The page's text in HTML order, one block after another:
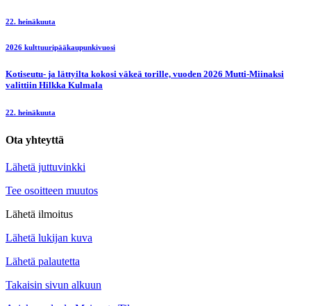
22. heinäkuuta
2026 kulttuuripääkaupunkivuosi
Kotiseutu- ja lättyilta kokosi väkeä torille, vuoden 2026 Mutti-Miinaksi
valittiin Hilkka Kulmala
22. heinäkuuta
Ota yhteyttä
Lähetä juttuvinkki
Tee osoitteen muutos
Lähetä ilmoitus
Lähetä lukijan kuva
Lähetä palautetta
Takaisin sivun alkuun